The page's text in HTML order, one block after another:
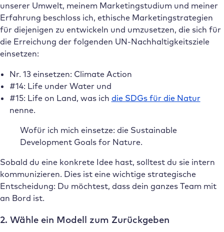
unserer Umwelt, meinem Marketingstudium und meiner
Erfahrung beschloss ich, ethische Marketingstrategien
für diejenigen zu entwickeln und umzusetzen, die sich für
die Erreichung der folgenden UN-Nachhaltigkeitsziele
einsetzen:
Nr. 13 einsetzen: Climate Action
#14: Life under Water und
#15: Life on Land, was ich die SDGs für die Natur
nenne.
Wofür ich mich einsetze: die Sustainable
Development Goals for Nature.
Sobald du eine konkrete Idee hast, solltest du sie intern
kommunizieren. Dies ist eine wichtige strategische
Entscheidung: Du möchtest, dass dein ganzes Team mit
an Bord ist.
2. Wähle ein Modell zum Zurückgeben